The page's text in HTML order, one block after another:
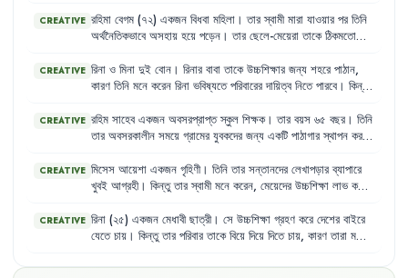
যথাযোগ্য শিক্ষা ও প্রশিক্ষণ গ্রহণের অধিকার থাকা উচিত ।
CREATIVE রহিমা বেগম (৭২) একজন বিধবা মহিলা । তার স্বামী মারা যাওয়ার পর তিনি
অর্থনৈতিকভাবে অসহায় হয়ে পড়েন । তার ছেলে-মেয়েরা তাকে ঠিকমতো
মহিলাদের জন্য ভাতা প্রদান করে।
CREATIVE রিনা ও মিনা দুই বোন । রিনার বাবা তাকে উচ্চশিক্ষার জন্য শহরে পাঠান,
কারণ তিনি মনে করেন রিনা ভবিষ্যতে পরিবারের দায়িত্ব নিতে পারবে । কিন্তু
স্কুলে পাঠান না, কারণ তিনি মনে করেন মেয়েদের বেশি পড়ালেখা করে লাভ
নেই , তাদের বিয়ে দিয়ে দেওয়া উচিত।
CREATIVE রহিম সাহেব একজন অবসরপ্রাপ্ত স্কুল শিক্ষক। তার বয়স ৬৫ বছর । তিনি
তার অবসরকালীন সময়ে গ্রামের যুবকদের জন্য একটি পাঠাগার স্থাপন করতে
গ্রামের কিছু যুবক মনে করে, বৃদ্ধ বয়সে তার পক্ষে এসব কাজ করা সম্ভব
নয়।
CREATIVE মিসেস আয়েশা একজন গৃহিণী। তিনি তার সন্তানদের লেখাপড়ার ব্যাপারে
খুবই আগ্রহী। কিন্তু তার স্বামী মনে করেন, মেয়েদের উচ্চশিক্ষা লাভ করে
তাই তিনি ছেলের লেখাপড়ার পেছনে বেশি অর্থ খরচ করেন এবং মেয়ের জন্য
কম।
CREATIVE রিনা (২৫) একজন মেধাবী ছাত্রী। সে উচ্চশিক্ষা গ্রহণ করে দেশের বাইরে
যেতে চায় । কিন্তু তার পরিবার তাকে বিয়ে দিয়ে দিতে চায়, কারণ তারা মনে